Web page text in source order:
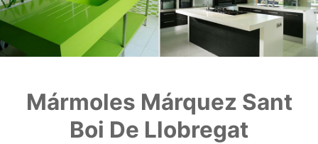
Mármoles Márquez Sant
Boi De Llobregat